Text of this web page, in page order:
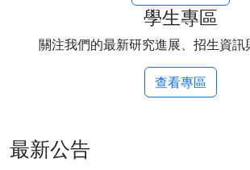
學生專區
關注我們的最新研究進展、招生資訊
查看專區
最新公告